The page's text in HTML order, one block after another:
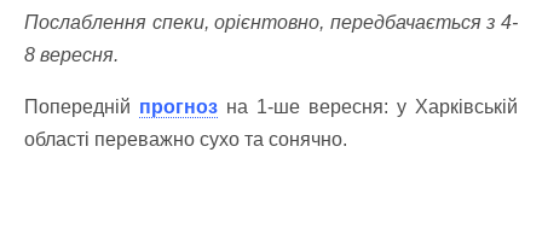
Послаблення спеки, орієнтовно, передбачається з 4-
8 вересня.
Попередній прогноз на 1-ше вересня: у Харківській
області переважно сухо та сонячно.